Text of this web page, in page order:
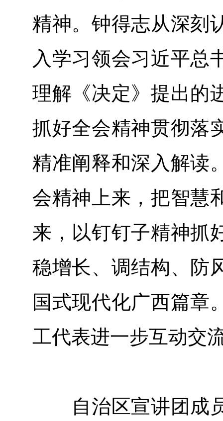
精神。钟得志从深刻
入学习领会习近平总
理解《决定》提出的
抓好全会精神贯彻落
精准阐释和深入解读
会精神上来，把智慧
来，以钉钉子精神抓
稳增长、调结构、防
国式现代化广西篇章
工代表进一步互动交
自治区宣讲团成员